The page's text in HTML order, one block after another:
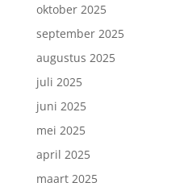
oktober 2025
september 2025
augustus 2025
juli 2025
juni 2025
mei 2025
april 2025
maart 2025